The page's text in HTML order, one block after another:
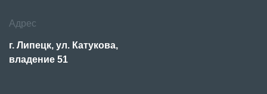
Адрес
г. Липецк, ул. Катукова,
владение 51